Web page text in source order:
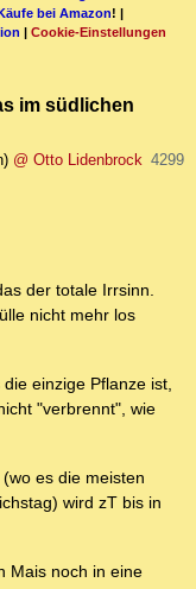
bei Amazon! |
| Cookie-Einstellungen
im südlichen
@ Otto Lidenbrock 4299
der totale Irrsinn.
nicht mehr los
einzige Pflanze ist,
"verbrennt", wie
es die meisten
wird zT bis in
Mais noch in eine